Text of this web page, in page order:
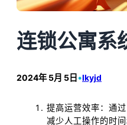
连锁公寓系
2024年 5月 5日 •lkyjd
提高运营效率：通
减少人工操作的时